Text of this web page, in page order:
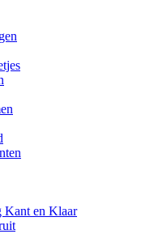
en Klaar